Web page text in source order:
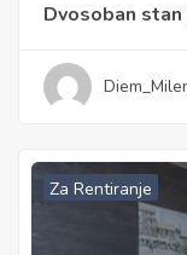
Dvosoban
Za Rentiranje